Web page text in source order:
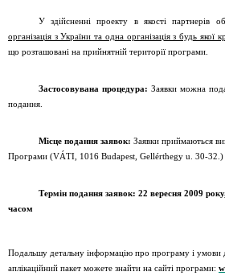
У здійсненні проекту в якості партнерів
організація з України та одна організація з будь якої
що розташовані на прийнятній території програми.
Застосовувана процедура: Заявки можна
подання
Місце подання заявок: Заявки приймаються
Програми (VÁTI 1016 Budapest, Gellérthegy u. 30-32.)
Термін подання заявок: 22 вересня 2009
часом
Подальшу детальну інформацію про програму і умови
аплікаційний пакет можете знайти на сайті програми: